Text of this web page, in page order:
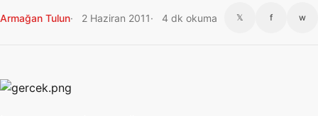
Armağan Tulun 2 Haziran 2011 4 dk okuma 𝕏 f w